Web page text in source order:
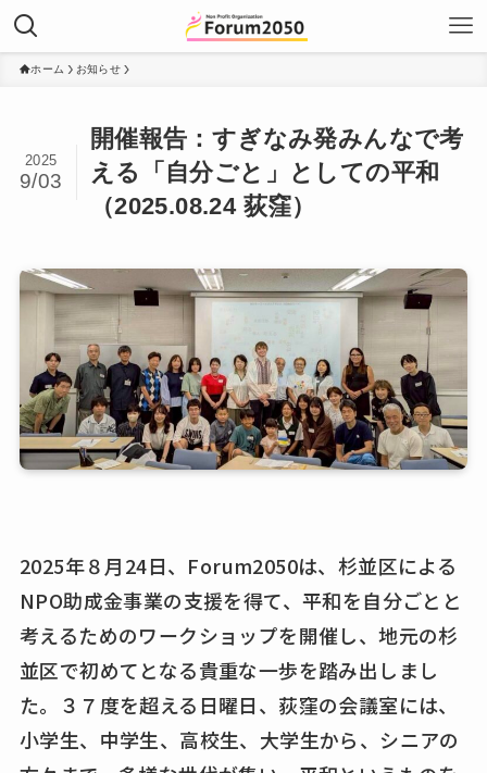
ホーム お知らせ
開催報告：すぎなみ発みんなで考
える「自分ごと」としての平和
（2025.08.24 荻窪）
2025
9/03
2025年８月24日、Forum2050は、杉並区による
NPO助成金事業の支援を得て、平和を自分ごとと
考えるためのワークショップを開催し、地元の杉
並区で初めてとなる貴重な一歩を踏み出しまし
た。３７度を超える日曜日、荻窪の会議室には、
小学生、中学生、高校生、大学生から、シニアの